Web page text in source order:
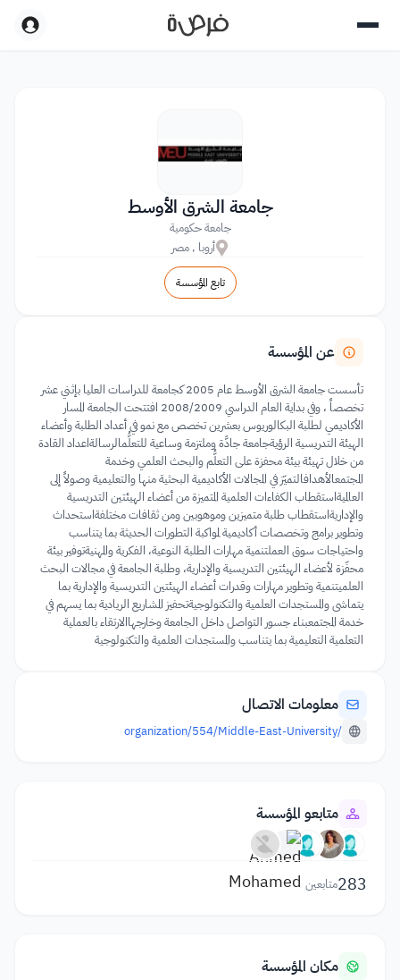
جامعة الشرق الأوسط
جامعة حكومية
أروبا , مصر
تابع المؤسسة
عن المؤسسة
تأسست جامعة الشرق الأوسط عام 2005 كجامعة للدراسات العليا بإثني عشر
تخصصاً ، وفي بداية العام الدراسي 2008/2009 افتتحت الجامعة المسار
الأكاديمي لطلبة البكالوريوس بعشرين تخصص مع نمو في أعداد الطلبة وأعضاء
الهيئة التدريسية الرؤيةجامعة جادَّة وملتزمة وساعية للتعلُّمالرسالةاعداد القادة
من خلال تهيئة بيئة محفزة على التعلُّم والبحث العلمي وخدمة
المجتمعالأهدافالتميّز في المجالات الأكاديمية البحثية منها والتعليمية وصولاً إلى
العالميةاستقطاب الكفاءات العلمية المتميزة من أعضاء الهيئتين التدريسية
والإداريةاستقطاب طلبة متميزين وموهوبين ومن ثقافات مختلفةاستحداث
وتطوير برامج وتخصصات أكاديمية لمواكبة التطورات الحديثة بما يتناسب
واحتياجات سوق العملتنمية مهارات الطلبة النوعية، الفكرية والمهنيةتوفير بيئة
محفّزة لأعضاء الهيئتين التدريسية والإدارية، وطلبة الجامعة في مجالات البحث
العلميتنمية وتطوير مهارات وقدرات أعضاء الهيئتين التدريسية والإدارية بما
يتماشى والمستجدات العلمية والتكنولوجيةتحفيز المشاريع الريادية بما يسهم في
خدمة المجتمعبناء جسور التواصل داخل الجامعة وخارجهاالارتقاء بالعملية
التعلمية التعليمية بما يتناسب والمستجدات العلمية والتكنولوجية
معلومات الاتصال
/organization/554/Middle-East-University
متابعو المؤسسة
283متابعين
مكان المؤسسة